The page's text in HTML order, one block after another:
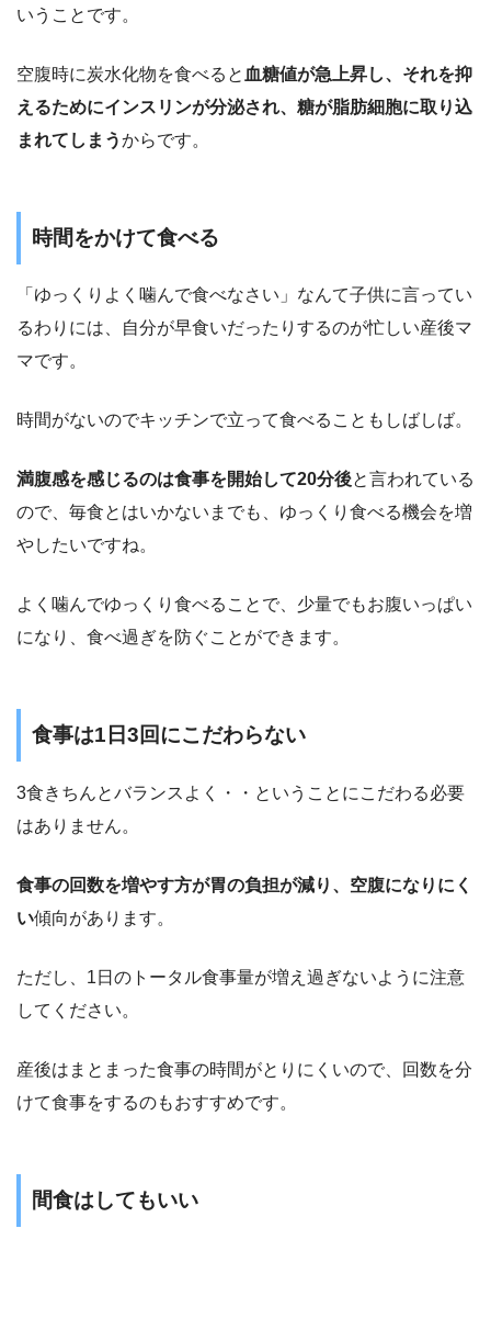
いうことです。
空腹時に炭水化物を食べると 血糖値が急上昇し、それを抑
えるためにインスリンが分泌され、糖が脂肪細胞に取り込
まれてしまうからです。
時間をかけて食べる
「ゆっくりよく噛んで食べなさい」なんて子供に言ってい
るわりには、自分が早食いだったりするのが忙しい産後マ
マです。
時間がないのでキッチンで立って食べることもしばしば。
満腹感を感じるのは食事を開始して20分後と言われている
ので、毎食とはいかないまでも、ゆっくり食べる機会を増
やしたいですね。
よく噛んでゆっくり食べることで、少量でもお腹いっぱい
になり、食べ過ぎを防ぐことができます。
食事は1日3回にこだわらない
3食きちんとバランスよく・・ということにこだわる必要
はありません。
食事の回数を増やす方が胃の負担が減り、空腹になりにく
い傾向があります。
ただし、1日のトータル食事量が増え過ぎないように注意
してください。
産後はまとまった食事の時間がとりにくいので、回数を分
けて食事をするのもおすすめです。
間食はしてもいい